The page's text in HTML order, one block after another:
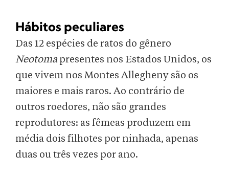
Hábitos peculiares
Das 12 espécies de ratos do gênero
Neotoma presentes nos Estados Unidos, os
que vivem nos Montes Allegheny são os
maiores e mais raros. Ao contrário de
outros roedores, não são grandes
reprodutores: as fêmeas produzem em
média dois filhotes por ninhada, apenas
duas ou três vezes por ano.